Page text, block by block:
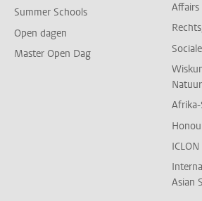
Summer Schools
Open dagen
Master Open Dag
Affairs
ICLON
Asian